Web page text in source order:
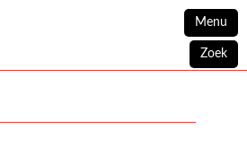
Menu
Zoek